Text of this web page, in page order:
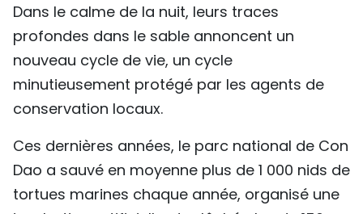
Dans le calme de la nuit, leurs traces
profondes dans le sable annoncent un
nouveau cycle de vie, un cycle
minutieusement protégé par les agents de
conservation locaux.
Ces dernières années, le parc national de Con
Dao a sauvé en moyenne plus de 1 000 nids de
tortues marines chaque année, organisé une